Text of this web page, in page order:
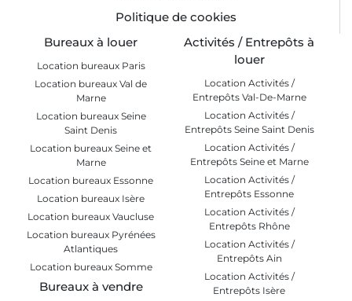
Politique de cookies
Bureaux à louer
Location bureaux Paris
Location bureaux Val de
Marne
Location bureaux Seine
Saint Denis
Location bureaux Seine et
Marne
Location bureaux Essonne
Location bureaux Isère
Location bureaux Vaucluse
Location bureaux Pyrénées
Atlantiques
Location bureaux Somme
Bureaux à vendre
Activités / Entrepôts à
louer
Location Activités /
Entrepôts Val-De-Marne
Location Activités /
Entrepôts Seine Saint Denis
Location Activités /
Entrepôts Seine et Marne
Location Activités /
Entrepôts Essonne
Location Activités /
Entrepôts Rhône
Location Activités /
Entrepôts Ain
Location Activités /
Entrepôts Isère